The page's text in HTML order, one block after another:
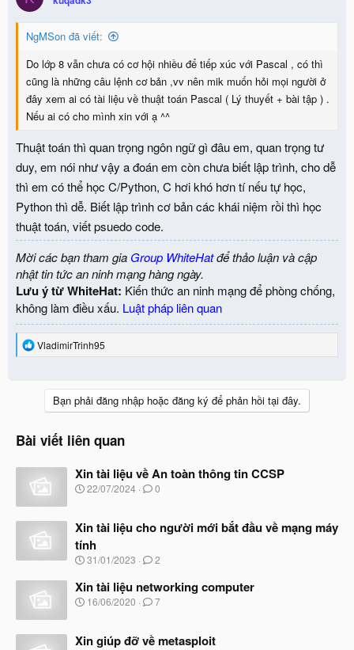
NgMSon đã viết:
Do lớp 8 vẫn chưa có cơ hội nhiều để tiếp xúc với Pascal , có thì
cũng là những câu lệnh cơ bản ,vv nên mik muốn hỏi mọi người ở
đây xem ai có tài liệu về thuật toán Pascal ( Lý thuyết + bài tập ) .
Nếu ai có cho mình xin với ạ ^^
Thuật toán thì quan trọng ngôn ngữ gì đâu em, quan trọng tư
duy, em nói như vậy a đoán em còn chưa biết lập trình, cho dễ
thì em có thể học C/Python, C hơi khó hơn tí nếu tự học,
Python thì dễ. Biết lập trình cơ bản các khái niệm rồi thì học
thuật toán, viết psuedo code.
Mời các bạn tham gia Group WhiteHatđể thảo luận và cập
nhật tin tức an ninh mạng hàng ngày.
Lưu ý từ WhiteHat: Kiến thức an ninh mạng để phòng chống,
không làm điều xấu. Luật pháp liên quan
R
VladimirTrinh95
Bạn phải đăng nhập hoặc đăng ký để phản hồi tại đây.
Bài viết liên quan
Xin tài liệu về An toàn thông tin CCSP
N
y
b
ắ
t
ầ
u
22/07/2024 0
Xin tài liệu cho người mới bắt đầu về mạng máy
tính
N
à
y
b
đ
31/01/2023 2
Xin tài liệu networking computer
N
y
16/06/2020 7
Xin giúp đỡ về metasploit